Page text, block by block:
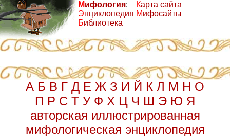
Мифология:
Энциклопедия
Библиотека
Карта сайта
Мифосайты
А Б В Г Д Е Ж З И Й К Л М Н О
П Р С Т У Ф Х Ц Ч Ш Э Ю Я
авторская иллюстрированная
мифологическая энциклопедия